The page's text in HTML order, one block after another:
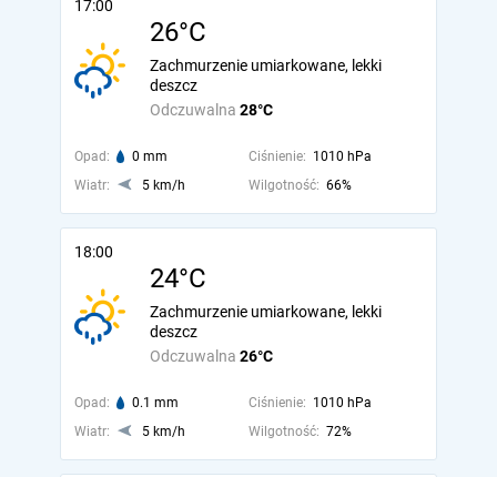
17:00
26°C
Odczuwalna 28°C
Zachmurzenie umiarkowane, lekki
deszcz
Opad: 0 mm Ciśnienie: 1010 hPa
Wiatr:
5 km/h Wilgotność: 66%
18:00
24°C
Odczuwalna 26°C
Zachmurzenie umiarkowane, lekki
deszcz
Opad: 0.1 mm Ciśnienie: 1010 hPa
Wiatr:
5 km/h Wilgotność: 72%